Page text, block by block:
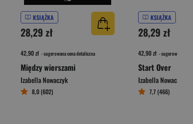
KSIĄŻKA
28,29 zł
42,90 zł - sugerowana cena detaliczna
Między wierszami
Izabella Nowaczyk
8,0 (602)
KSIĄŻKA
28,29 zł
42,90 zł - sugerowana
Start Over
Izabella Nowaczyk
7,7 (466)